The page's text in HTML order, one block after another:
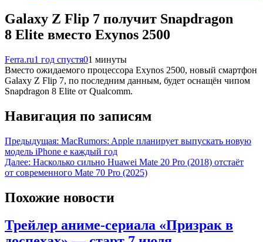
Galaxy Z Flip 7 получит Snapdragon
8 Elite вместо Exynos 2500
Ferra.ru1 год спустя01 минуты
Вместо ожидаемого процессора Exynos 2500, новый смартфон
Galaxy Z Flip 7, по последним данным, будет оснащён чипом
Snapdragon 8 Elite от Qualcomm.
Навигация по записям
Предыдущая: MacRumors: Apple планирует выпускать новую
модель iPhone e каждый год
Далее: Насколько сильно Huawei Mate 20 Pro (2018) отстаёт
от современного Mate 70 Pro (2025)
Похожие новости
Трейлер аниме-сериала «Призрак в